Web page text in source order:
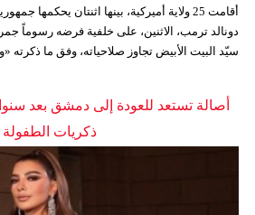
أقامت 25 ولاية أميركية، بينها اثنتان
سيّد البيت الأبيض تجاوز صلاحياته، وفق ما ذكرته
أصالة تستعد للعودة إلى دمشق بعد
ذكريات الطفولة